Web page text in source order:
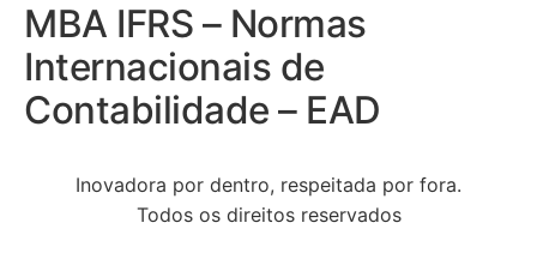
MBA IFRS – Normas
Internacionais de
Contabilidade – EAD
Inovadora por dentro, respeitada por fora.
Todos os direitos reservados